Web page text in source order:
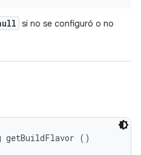
si no se configuró o no
getBuildFlavor ()